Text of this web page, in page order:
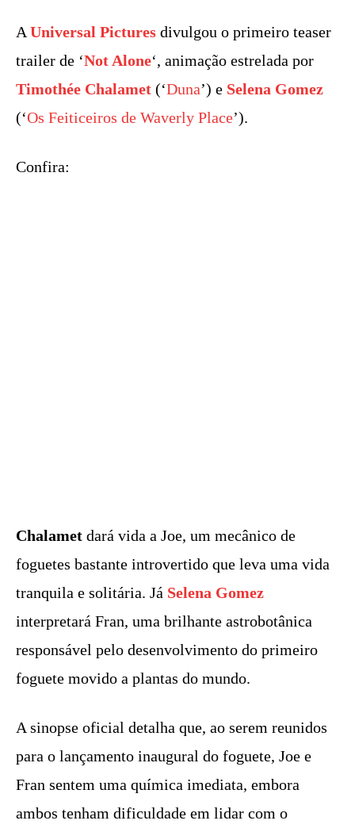
A Universal Pictures divulgou o primeiro teaser
trailer de ‘Not Alone‘, animação estrelada por
Timothée Chalamet (‘Duna’) e Selena Gomez
(‘Os Feiticeiros de Waverly Place’).
Confira:
Chalamet dará vida a Joe, um mecânico de
foguetes bastante introvertido que leva uma vida
tranquila e solitária. Já Selena Gomez
interpretará Fran, uma brilhante astrobotânica
responsável pelo desenvolvimento do primeiro
foguete movido a plantas do mundo.
A sinopse oficial detalha que, ao serem reunidos
para o lançamento inaugural do foguete, Joe e
Fran sentem uma química imediata, embora
ambos tenham dificuldade em lidar com o